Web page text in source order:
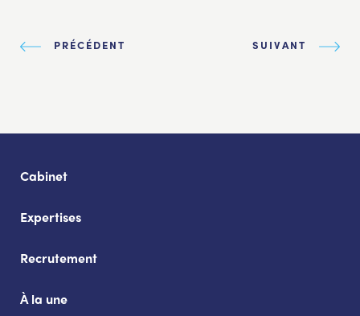
PRÉCÉDENT SUIVANT
Cabinet
Expertises
Recrutement
À la une